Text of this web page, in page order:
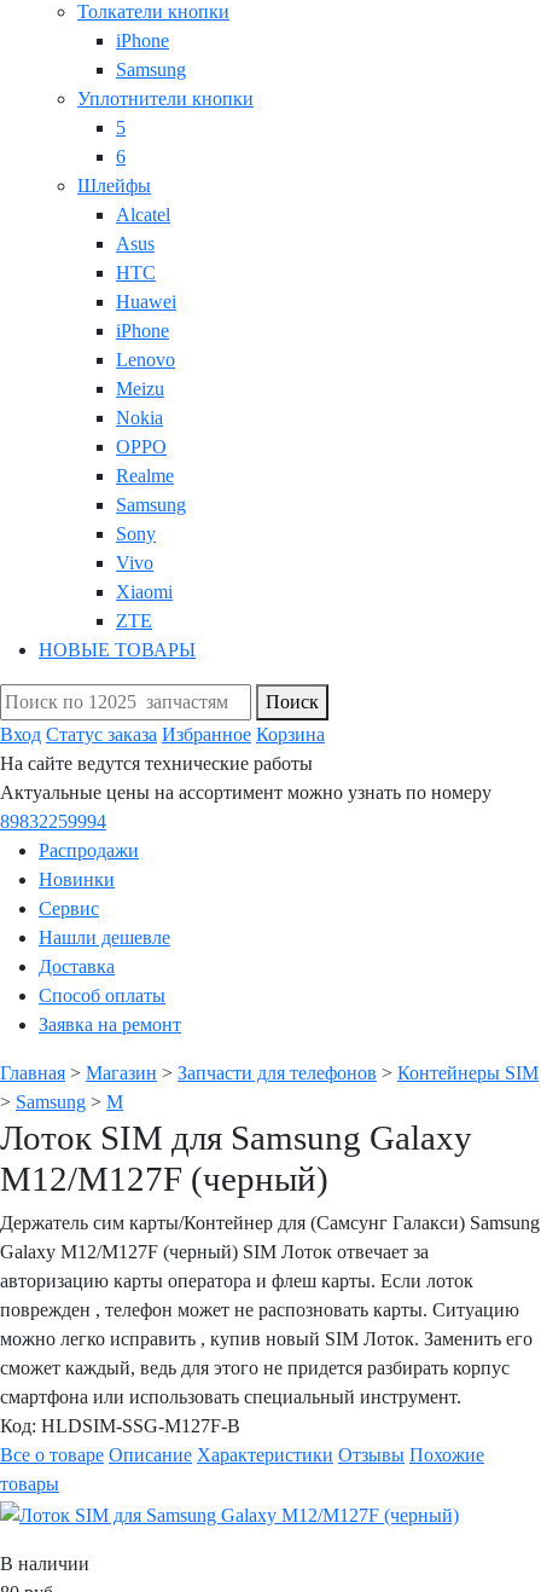
Толкатели кнопки
iPhone
Samsung
Уплотнители кнопки
5
6
Шлейфы
Alcatel
Asus
HTC
Huawei
iPhone
Lenovo
Meizu
Nokia
OPPO
Realme
Samsung
Sony
Vivo
Xiaomi
ZTE
НОВЫЕ ТОВАРЫ
Поиск
Вход Статус заказа Избранное Корзина
На сайте ведутся технические работы
Актуальные цены на ассортимент можно узнать по номеру
89832259994
Распродажи
Новинки
Сервис
Нашли дешевле
Доставка
Способ оплаты
Заявка на ремонт
Главная > Магазин > Запчасти для телефонов > Контейнеры SIM
> Samsung > M
Лоток SIM для Samsung Galaxy
M12/M127F (черный)
Держатель сим карты/Контейнер для (Самсунг Галакси) Samsung
Galaxy M12/M127F (черный) SIM Лоток отвечает за
авторизацию карты оператора и флеш карты. Если лоток
поврежден , телефон может не распозновать карты. Ситуацию
можно легко исправить , купив новый SIM Лоток. Заменить его
сможет каждый, ведь для этого не придется разбирать корпус
смартфона или использовать специальный инструмент.
Код: HLDSIM-SSG-M127F-B
Все о товаре Описание Характеристики Отзывы Похожие
товары
В наличии